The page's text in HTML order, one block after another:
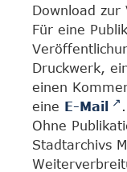
Download zur
Für eine
Druckwerk,
einen
eine E-Mail
.
Ohne
Stadtarchivs